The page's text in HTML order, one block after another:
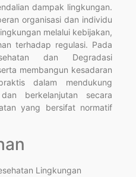
dampak lingkungan.
organisasi dan individu
melalui kebijakan,
terhadap regulasi. Pada
dan Degradasi
membangun kesadaran
dalam mendukung
berkelanjutan secara
yang bersifat normatif
Lingkungan